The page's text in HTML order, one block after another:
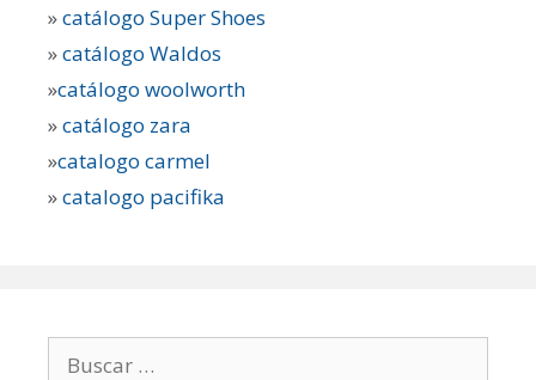
»catálogo Super Shoes
»catálogo Waldos
»catálogo woolworth
»catálogo zara
»catalogo carmel
»catalogo pacifika